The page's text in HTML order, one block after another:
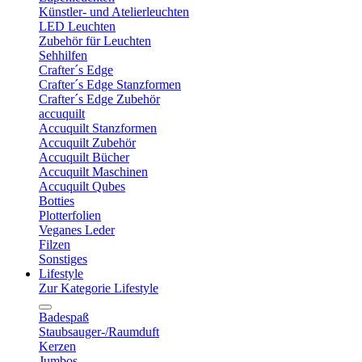
Künstler- und Atelierleuchten
LED Leuchten
Zubehör für Leuchten
Sehhilfen
Crafter´s Edge
Crafter´s Edge Stanzformen
Crafter´s Edge Zubehör
accuquilt
Accuquilt Stanzformen
Accuquilt Zubehör
Accuquilt Bücher
Accuquilt Maschinen
Accuquilt Qubes
Botties
Plotterfolien
Veganes Leder
Filzen
Sonstiges
Lifestyle
Zur Kategorie Lifestyle
Badespaß
Staubsauger-/Raumduft
Kerzen